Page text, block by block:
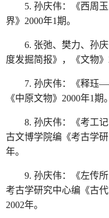
5. 孙庆伟：《西周
界》2000年1期。
6. 张弛、樊力、孙
度发掘简报》，《文物》
7. 孙庆伟：《释珏
《中原文物》2000年1期。
8. 孙庆伟：《考工
古文博学院编《考古学
年。
9. 孙庆伟：《左传
考古学研究中心编《古
2002年。